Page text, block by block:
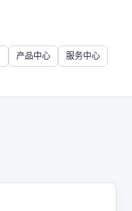
产品中心 服务中心